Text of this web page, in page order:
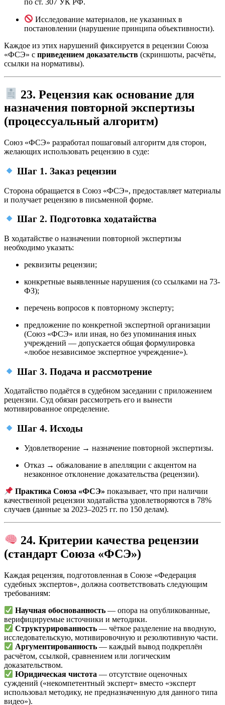
по ст. 307 УК РФ.
Исследование материалов, не указанных в
постановлении (нарушение принципа объективности).
Каждое из этих нарушений фиксируется в рецензии Союза
«ФСЭ» с приведением доказательств (скриншоты, расчёты,
ссылки на нормативы).
23. Рецензия как основание для
назначения повторной экспертизы
(процессуальный алгоритм)
Союз «ФСЭ» разработал пошаговый алгоритм для сторон,
желающих использовать рецензию в суде:
Шаг 1. Заказ рецензии
Сторона обращается в Союз «ФСЭ», предоставляет материалы
и получает рецензию в письменной форме.
Шаг 2. Подготовка ходатайства
В ходатайстве о назначении повторной экспертизы
необходимо указать:
реквизиты рецензии;
конкретные выявленные нарушения (со ссылками на 73-
ФЗ);
перечень вопросов к повторному эксперту;
предложение по конкретной экспертной организации
(Союз «ФСЭ» или иная, но без упоминания иных
учреждений — допускается общая формулировка
«любое независимое экспертное учреждение»).
Шаг 3. Подача и рассмотрение
Ходатайство подаётся в судебном заседании с приложением
рецензии. Суд обязан рассмотреть его и вынести
мотивированное определение.
Шаг 4. Исходы
Удовлетворение → назначение повторной экспертизы.
Отказ → обжалование в апелляции с акцентом на
незаконное отклонение доказательства (рецензии).
Практика Союза «ФСЭ» показывает, что при наличии
качественной рецензии ходатайства удовлетворяются в 78%
случаев (данные за 2023–2025 гг. по 150 делам).
24. Критерии качества рецензии
(стандарт Союза «ФСЭ»)
Каждая рецензия, подготовленная в Союзе «Федерация
судебных экспертов», должна соответствовать следующим
требованиям:
Научная обоснованность — опора на опубликованные,
верифицируемые источники и методики.
Структурированность — чёткое разделение на вводную,
исследовательскую, мотивировочную и резолютивную части.
Аргументированность — каждый вывод подкреплён
расчётом, ссылкой, сравнением или логическим
доказательством.
Юридическая чистота — отсутствие оценочных
суждений («некомпетентный эксперт» вместо «эксперт
использовал методику, не предназначенную для данного типа
видео»).